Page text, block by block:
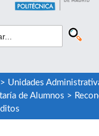
Unidades
de Alumnos >